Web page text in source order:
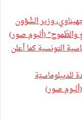
وزير الشّؤون
والطّموح" (ألبوم صور)
التونسية كما أعلن
(ألبوم صور)